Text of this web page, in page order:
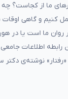
ما از کجاست؟
کنیم و گاهی
روان ما است یا در
رابطه اطلاعات
نوشته‌ی دکتر